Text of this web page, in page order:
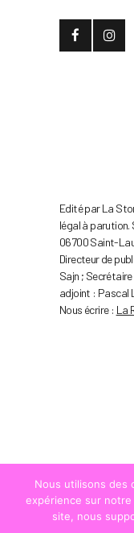
Edité par La
légal à parution.
06700 Saint-
Directeur de
Sajn ;
adjoint : Pascal
Nous écrire : La
Nous utilisons des
expérience sur
site, nous